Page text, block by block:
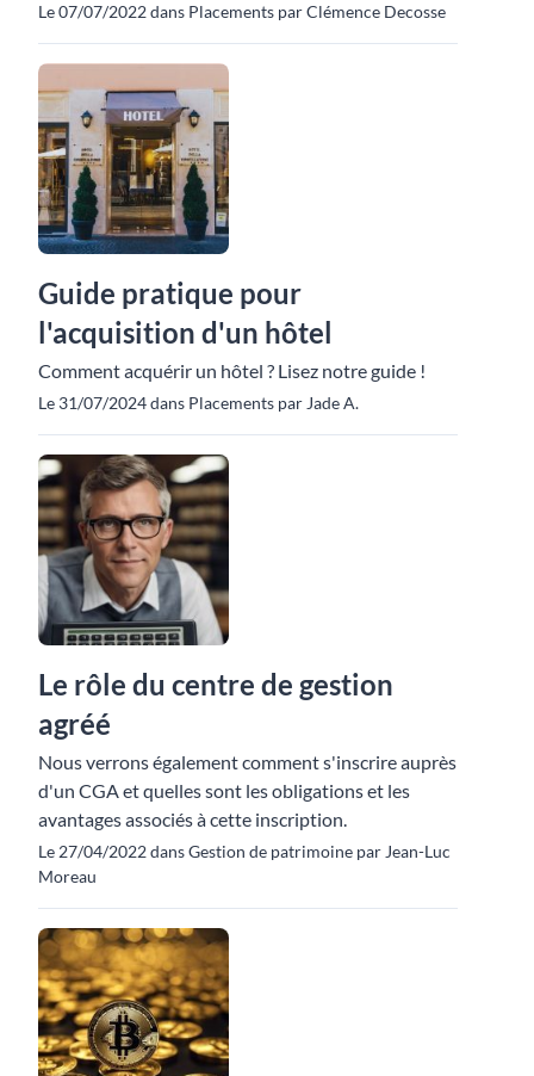
Le 07/07/2022 dans Placements par Clémence Decosse
Guide pratique pour
l'acquisition d'un hôtel
Comment acquérir un hôtel ? Lisez notre guide !
Le 31/07/2024 dans Placements par Jade A.
Le rôle du centre de gestion
agréé
Nous verrons également comment s'inscrire auprès
d'un CGA et quelles sont les obligations et les
avantages associés à cette inscription.
Le 27/04/2022 dans Gestion de patrimoine par Jean-Luc
Moreau